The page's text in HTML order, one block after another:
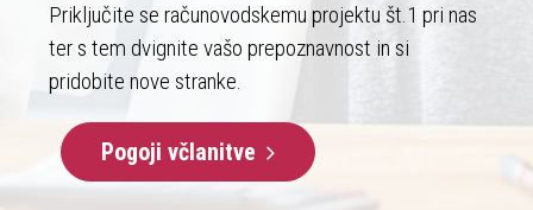
Priključite se računovodskemu projektu št.1 pri nas
ter s tem dvignite vašo prepoznavnost in si
pridobite nove stranke.
Pogoji včlanitve